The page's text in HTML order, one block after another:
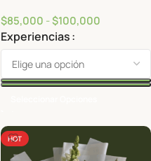
$85,000 -$100,000
Experiencias
HOT